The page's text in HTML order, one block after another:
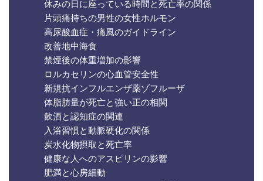
休みの日に座っている時間と死亡率の関係
片頭痛持ちの男性の女性ホルモン
高尿酸血症・痛風のガイドライン
改善地中海食
禁煙後の体重増加の影響
ロルカセリンの心血管安全性
新規抗インフルエンザ薬ゾフルーザ
体脂肪量が死亡と強い正の相関
飲酒と認知症の関連
入浴習慣と動脈硬化の関係
炭水化物摂取と死亡率
健康な人へのアスピリンの影響
肥満と心房細動